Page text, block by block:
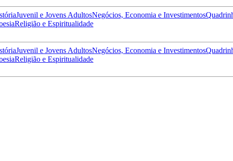
Juvenil e Jovens AdultosNegócios, Economia e Investimentos
Religião e Espiritualidade
Juvenil e Jovens AdultosNegócios, Economia e Investimentos
Religião e Espiritualidade